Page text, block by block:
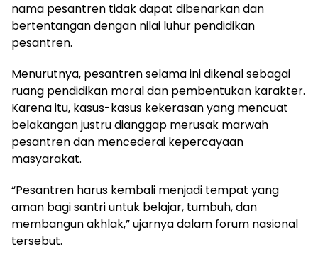
nama pesantren tidak dapat dibenarkan dan
bertentangan dengan nilai luhur pendidikan
pesantren.
Menurutnya, pesantren selama ini dikenal sebagai
ruang pendidikan moral dan pembentukan karakter.
Karena itu, kasus-kasus kekerasan yang mencuat
belakangan justru dianggap merusak marwah
pesantren dan mencederai kepercayaan
masyarakat.
“Pesantren harus kembali menjadi tempat yang
aman bagi santri untuk belajar, tumbuh, dan
membangun akhlak,” ujarnya dalam forum nasional
tersebut.